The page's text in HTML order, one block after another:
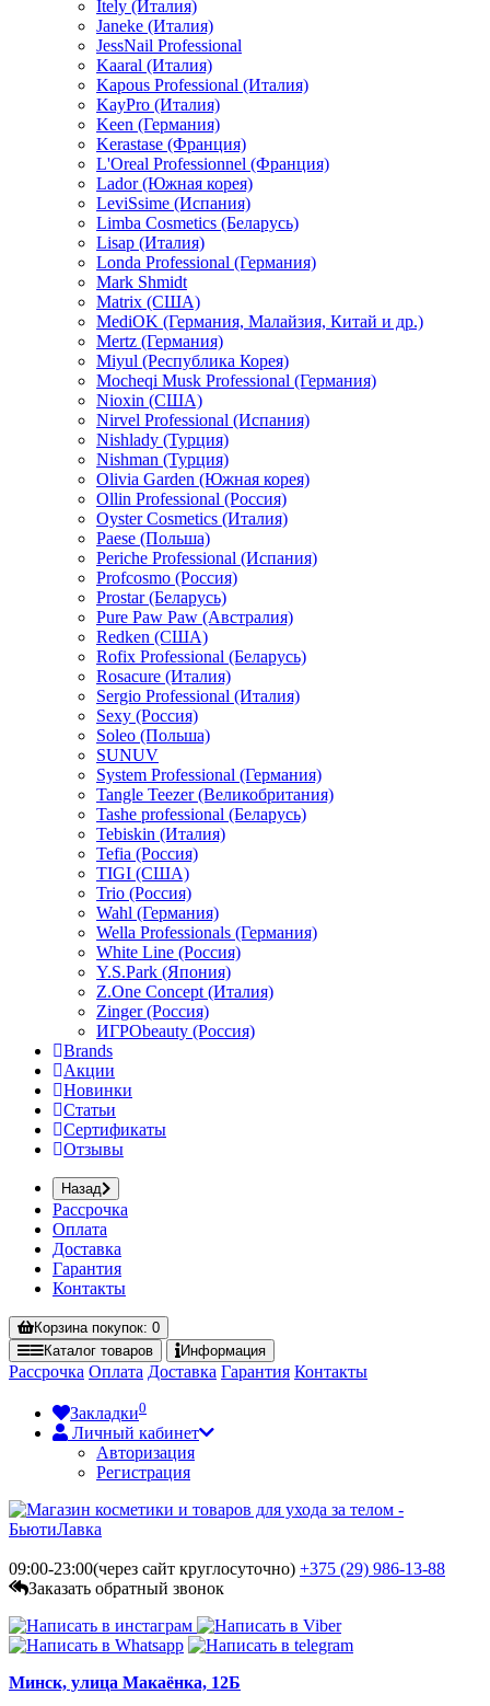
Itely (Италия)
Janeke (Италия)
JessNail Professional
Kaaral (Италия)
Kapous Professional (Италия)
KayPro (Италия)
Keen (Германия)
Kerastase (Франция)
L'Oreal Professionnel (Франция)
Lador (Южная корея)
LeviSsime (Испания)
Limba Cosmetics (Беларусь)
Lisap (Италия)
Londa Professional (Германия)
Mark Shmidt
Matrix (США)
MediOK (Германия, Малайзия, Китай и др.)
Mertz (Германия)
Miyul (Республика Корея)
Mocheqi Musk Professional (Германия)
Nioxin (США)
Nirvel Professional (Испания)
Nishlady (Турция)
Nishman (Турция)
Olivia Garden (Южная корея)
Ollin Professional (Россия)
Oyster Cosmetics (Италия)
Paese (Польша)
Periche Professional (Испания)
Profcosmo (Россия)
Prostar (Беларусь)
Pure Paw Paw (Австралия)
Redken (США)
Rofix Professional (Беларусь)
Rosacure (Италия)
Sergio Professional (Италия)
Sexy (Россия)
Soleo (Польша)
SUNUV
System Professional (Германия)
Tangle Teezer (Великобритания)
Tashe professional (Беларусь)
Tebiskin (Италия)
Tefia (Россия)
TIGI (США)
Trio (Россия)
Wahl (Германия)
Wella Professionals (Германия)
White Line (Россия)
Y.S.Park (Япония)
Z.One Concept (Италия)
Zinger (Россия)
ИГРОbeauty (Россия)
Brands
Акции
Новинки
Статьи
Сертификаты
Отзывы
Назад
Рассрочка
Оплата
Доставка
Гарантия
Контакты
Корзинапокупок: 0
Каталог товаров Информация
Рассрочка Оплата Доставка Гарантия Контакты
Закладки0
Личный кабинет
Авторизация
Регистрация
09:00-23:00(через сайт круглосуточно) +375 (29) 986-13-88
Заказать обратный звонок
Минск, улица Макаёнка, 12Б